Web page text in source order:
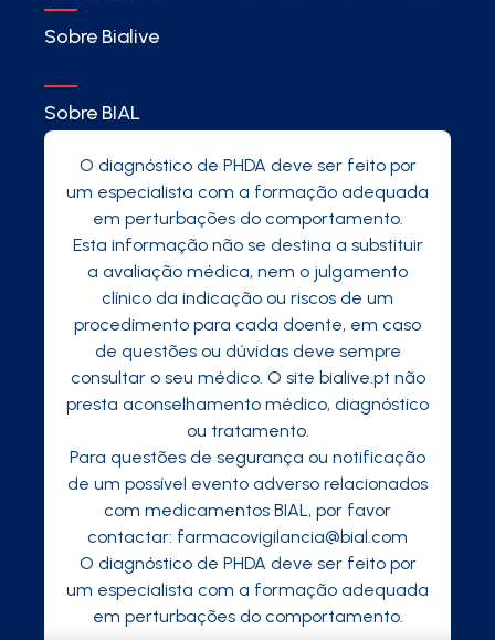
Sobre Bialive
Sobre BIAL
O diagnóstico de PHDA deve ser feito por
um especialista com a formação adequada
em perturbações do comportamento.
Esta informação não se destina a substituir
a avaliação médica, nem o julgamento
clínico da indicação ou riscos de um
procedimento para cada doente, em caso
de questões ou dúvidas deve sempre
consultar o seu médico. O site bialive.pt não
presta aconselhamento médico, diagnóstico
ou tratamento.
Para questões de segurança ou notificação
de um possível evento adverso relacionados
com medicamentos BIAL, por favor
contactar: farmacovigilancia@bial.com
O diagnóstico de PHDA deve ser feito por
um especialista com a formação adequada
em perturbações do comportamento.